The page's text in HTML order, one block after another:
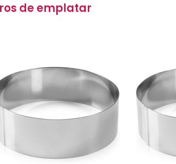
de emplatar